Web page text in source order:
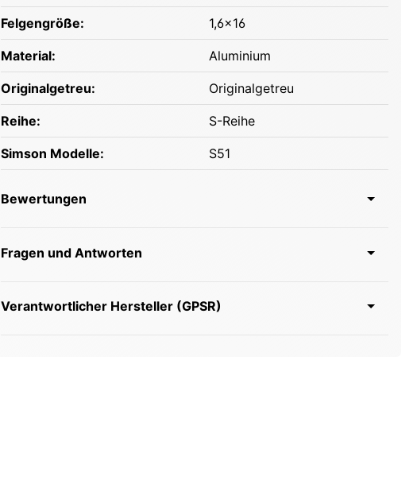
Felgengröße: 1,6x16
Material: Aluminium
Originalgetreu: Originalgetreu
Reihe: S-Reihe
Simson Modelle: S51
Bewertungen
Fragen und Antworten
Verantwortlicher Hersteller (GPSR)